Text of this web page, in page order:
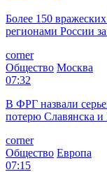
Более 150
регионами России
corner
Общество Москва
07:32
В ФРГ назвали
потерю Славянска и
corner
Общество Европа
07:15